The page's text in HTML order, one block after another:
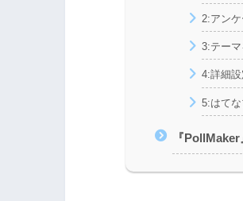
2:アン
3:テー
4:詳細設
5:はて
『